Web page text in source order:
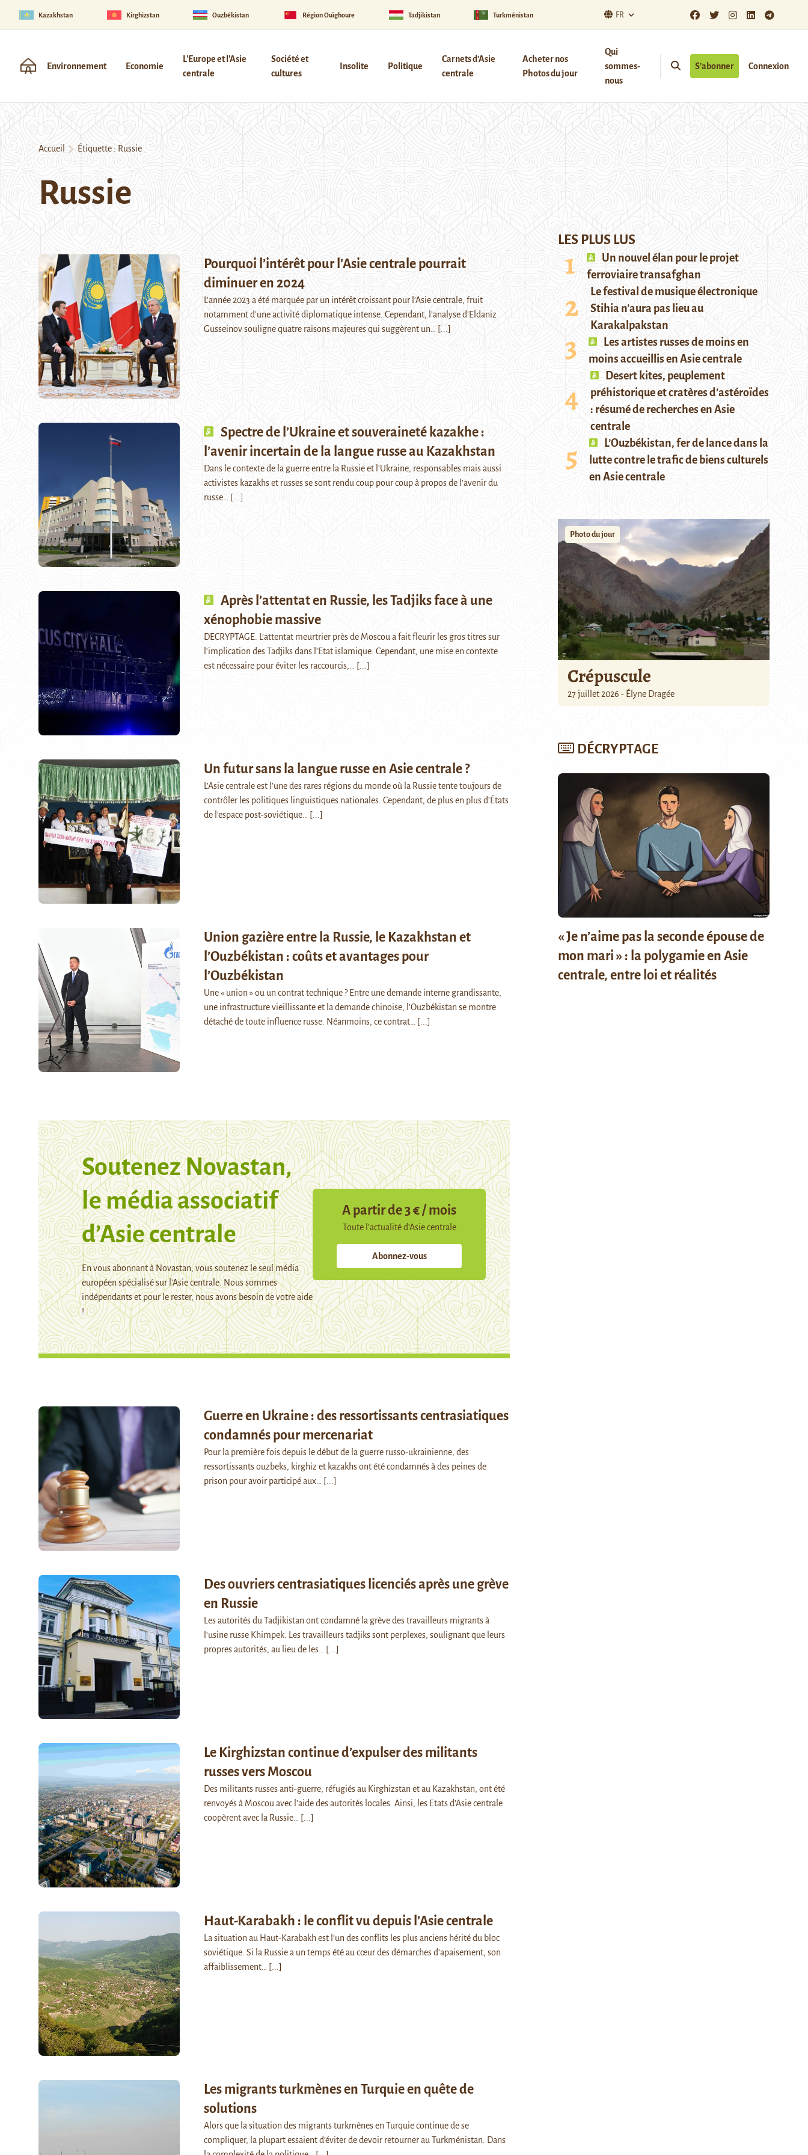
Kazakhstan Kirghizstan Ouzbékistan Région Ouïghoure Tadjikistan Turkménistan FR
Environnement Economie
L'Europe et l'Asie
centrale
Société et
cultures
Insolite Politique
Carnets d’Asie
centrale
Acheter nos
Photos du jour
Qui
sommes-
nous
S’abonner Connexion
Accueil Étiquette : Russie
Russie
Pourquoi l’intérêt pour l’Asie centrale pourrait
diminuer en 2024
L’année 2023 a été marquée par un intérêt croissant pour l’Asie centrale, fruit
notamment d’une activité diplomatique intense. Cependant, l’analyse d’Eldaniz
Gusseinov souligne quatre raisons majeures qui suggèrent un…
[...]
Spectre de l’Ukraine et souveraineté kazakhe :
l’avenir incertain de la langue russe au Kazakhstan
Dans le contexte de la guerre entre la Russie et l’Ukraine, responsables mais aussi
activistes kazakhs et russes se sont rendu coup pour coup à propos de l’avenir du
russe…
[...]
Après l’attentat en Russie, les Tadjiks face à une
xénophobie massive
DECRYPTAGE. L’attentat meurtrier près de Moscou a fait fleurir les gros titres sur
l’implication des Tadjiks dans l’Etat islamique. Cependant, une mise en contexte
est nécessaire pour éviter les raccourcis,…
[...]
Un futur sans la langue russe en Asie centrale ?
L’Asie centrale est l’une des rares régions du monde où la Russie tente toujours de
contrôler les politiques linguistiques nationales. Cependant, de plus en plus d’États
de l’espace post-soviétique…
[...]
Union gazière entre la Russie, le Kazakhstan et
l’Ouzbékistan : coûts et avantages pour
l’Ouzbékistan
Une « union » ou un contrat technique ? Entre une demande interne grandissante,
une infrastructure vieillissante et la demande chinoise, l’Ouzbékistan se montre
détaché de toute influence russe. Néanmoins, ce contrat…
[...]
Soutenez Novastan,
le média associatif
d’Asie centrale
En vous abonnant à Novastan, vous soutenez le seul média
européen spécialisé sur l’Asie centrale. Nous sommes
indépendants et pour le rester, nous avons besoin de votre aide
!
A partir de 3 € / mois
Toute l’actualité d’Asie centrale
Abonnez-vous
Guerre en Ukraine : des ressortissants centrasiatiques
condamnés pour mercenariat
Pour la première fois depuis le début de la guerre russo-ukrainienne, des
ressortissants ouzbeks, kirghiz et kazakhs ont été condamnés à des peines de
prison pour avoir participé aux…
[...]
Des ouvriers centrasiatiques licenciés après une grève
en Russie
Les autorités du Tadjikistan ont condamné la grève des travailleurs migrants à
l’usine russe Khimpek. Les travailleurs tadjiks sont perplexes, soulignant que leurs
propres autorités, au lieu de les…
[...]
Le Kirghizstan continue d’expulser des militants
russes vers Moscou
Des militants russes anti-guerre, réfugiés au Kirghizstan et au Kazakhstan, ont été
renvoyés à Moscou avec l’aide des autorités locales. Ainsi, les Etats d’Asie centrale
coopèrent avec la Russie…
[...]
Haut-Karabakh : le conflit vu depuis l’Asie centrale
La situation au Haut-Karabakh est l’un des conflits les plus anciens hérité du bloc
soviétique. Si la Russie a un temps été au cœur des démarches d’apaisement, son
affaiblissement…
[...]
Les migrants turkmènes en Turquie en quête de
solutions
Alors que la situation des migrants turkmènes en Turquie continue de se
compliquer, la plupart essaient d’éviter de devoir retourner au Turkménistan. Dans
LES PLUS LUS
Un nouvel élan pour le projet
ferroviaire transafghan
Le festival de musique électronique
Stihia n’aura pas lieu au
Karakalpakstan
Les artistes russes de moins en
moins accueillis en Asie centrale
Desert kites, peuplement
préhistorique et cratères d’astéroïdes
: résumé de recherches en Asie
centrale
L’Ouzbékistan, fer de lance dans la
lutte contre le trafic de biens culturels
en Asie centrale
Photo du jour
Crépuscule
27 juillet 2026 - Élyne Dragée
DÉCRYPTAGE
« Je n’aime pas la seconde épouse de
mon mari » : la polygamie en Asie
centrale, entre loi et réalités